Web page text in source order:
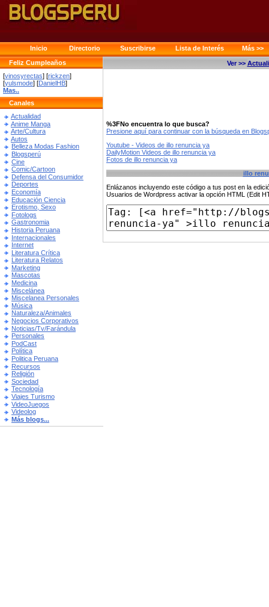
Inicio Directorio Suscribirse Lista de Interés
Más >>
Feliz Cumpleaños
[vinosyrectas] [rickzen]
[yulsmode] [DanielHB]
Mas..
Canales
Actualidad
Anime Manga
Arte/Cultura
Autos
Belleza Modas Fashion
Blogsperú
Cine
Comic/Cartoon
Defensa del Consumidor
Deportes
Economía
Educación Ciencia
Erotismo, Sexo
Fotologs
Gastronomia
Historia Peruana
Internacionales
Internet
Literatura Crítica
Literatura Relatos
Marketing
Mascotas
Medicina
Miscelánea
Miscelanea Personales
Música
Naturaleza/Animales
Negocios Corporativos
Noticias/Tv/Farándula
Personales
PodCast
Política
Politica Peruana
Recursos
Religión
Sociedad
Tecnología
Viajes Turismo
VideoJuegos
Videolog
Más blogs...
Ver >>
%3FNo encuentra lo que busca?
Presione aquí para continuar con la búsqueda en
Youtube - Videos de illo renuncia ya
DailyMotion Videos de illo renuncia ya
Fotos de illo renuncia ya
illo
Enlázanos incluyendo este código a tus post en la
Usuarios de Wordpress activar la opción HTML (Edit